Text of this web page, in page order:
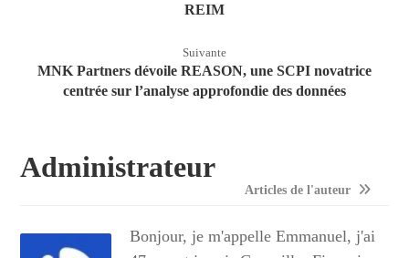
REIM
Suivante
MNK Partners dévoile REASON, une SCPI novatrice
centrée sur l’analyse approfondie des données
Administrateur
Articles de l'auteur
Bonjour, je m'appelle Emmanuel, j'ai